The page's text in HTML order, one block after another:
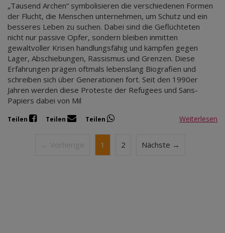
„Tausend Archen“ symbolisieren die verschiedenen Formen
der Flucht, die Menschen unternehmen, um Schutz und ein
besseres Leben zu suchen. Dabei sind die Geflüchteten
nicht nur passive Opfer, sondern bleiben inmitten
gewaltvoller Krisen handlungsfähig und kämpfen gegen
Lager, Abschiebungen, Rassismus und Grenzen. Diese
Erfahrungen prägen oftmals lebenslang Biografien und
schreiben sich über Generationen fort. Seit den 1990er
Jahren werden diese Proteste der Refugees und Sans-
Papiers dabei von Mil
Teilen Teilen Teilen Weiterlesen
← Vorherige 1 2 Nächste →